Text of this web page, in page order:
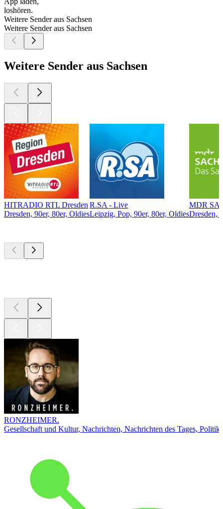
loshören.
Weitere Sender aus Sachsen
Weitere Sender aus Sachsen
Weitere Sender aus Sachsen
HITRADIO RTL Dresden
Dresden, 90er, 80er, Oldies
R.SA - Live
Leipzig, Pop, 90er, 80er, Oldies
MDR
Dresden,
RONZHEIMER.
Gesellschaft und Kultur, Nachrichten, Nachrichten des Tages, Politik